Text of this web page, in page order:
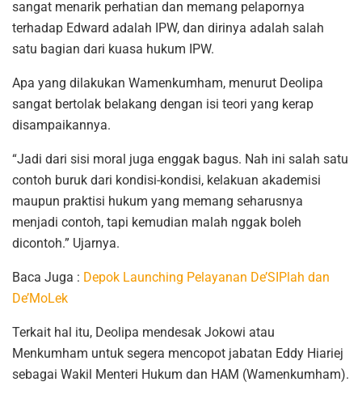
sangat menarik perhatian dan memang pelapornya
terhadap Edward adalah IPW, dan dirinya adalah salah
satu bagian dari kuasa hukum IPW.
Apa yang dilakukan Wamenkumham, menurut Deolipa
sangat bertolak belakang dengan isi teori yang kerap
disampaikannya.
“Jadi dari sisi moral juga enggak bagus. Nah ini salah satu
contoh buruk dari kondisi-kondisi, kelakuan akademisi
maupun praktisi hukum yang memang seharusnya
menjadi contoh, tapi kemudian malah nggak boleh
dicontoh.” Ujarnya.
Baca Juga : Depok Launching Pelayanan De’SIPlah dan
De’MoLek
Terkait hal itu, Deolipa mendesak Jokowi atau
Menkumham untuk segera mencopot jabatan Eddy Hiariej
sebagai Wakil Menteri Hukum dan HAM (Wamenkumham).